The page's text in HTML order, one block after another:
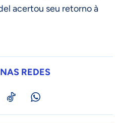
acertou seu retorno à
REDES